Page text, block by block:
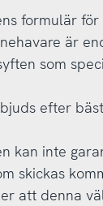
formulär
är
som
efter
kan inte
skickas
att denna